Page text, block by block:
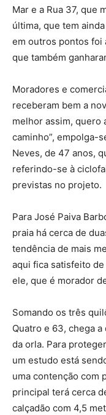
Mar e a Rua 37, que
última, que tem
em outros pontos foi
que também
Moradores e
receberam bem a
melhor assim, quero
caminho”, empolga-
Neves, de 47 anos,
referindo-se à
previstas no projeto.
Para José Paiva
praia há cerca de
tendência de mais
aqui fica satisfeito
ele, que é morador
Somando os três
Quatro e 63, chega
da orla. Para
um estudo está
uma contenção com
principal terá cerca
calçadão com 4,5